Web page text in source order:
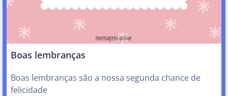
Boas lembranças
Boas lembranças são a nossa segunda chance de
felicidade